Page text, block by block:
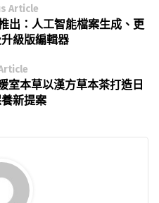
Article
出：人工智能檔案生成、更
級版編輯器
室本草以漢方草本茶打造日
新提案